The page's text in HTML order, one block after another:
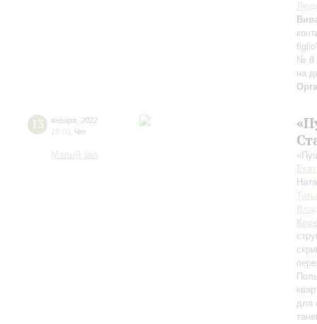
№ 8
на
13 января 2022
19:00 Чт
Малый зал
для